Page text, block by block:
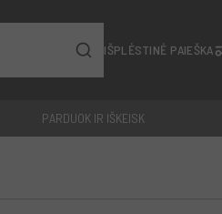
IŠPLĖSTINĖ PAIEŠKA
PARDUOK IR IŠKEISK